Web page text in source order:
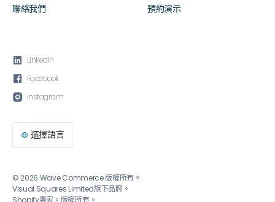
 LinkedIn
 Facebook
 Instagram
 選擇語言
© 2026 Wave Commerce 版權所有。
Visual Squares Limited旗下品牌。
Shopify專家。版權所有。
聯絡我們
預約演示